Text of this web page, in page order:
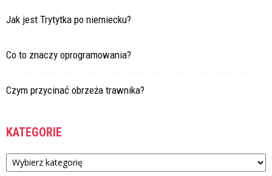
Jak jest Trytytka po niemiecku?
Co to znaczy oprogramowania?
Czym przycinać obrzeża trawnika?
KATEGORIE
Kategorie